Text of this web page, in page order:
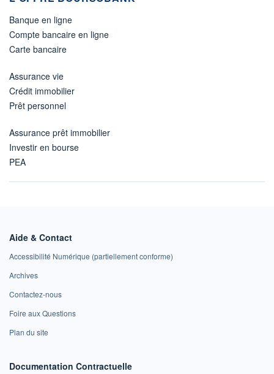
Banque en ligne
Compte bancaire en ligne
Carte bancaire
Assurance vie
Crédit immobilier
Prêt personnel
Assurance prêt immobilier
Investir en bourse
PEA
Aide & Contact
Accessibilité Numérique (partiellement conforme)
Archives
Contactez-nous
Foire aux Questions
Plan du site
Documentation Contractuelle